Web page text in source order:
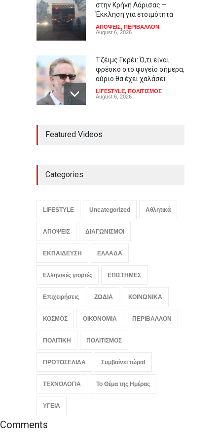
στην Κρήνη Λάρισας –
Έκκληση για ετοιμότητα
ΑΠΟΨΕΙΣ, ΠΕΡΙΒΑΛΛΟΝ
August 6, 2026
Τζέιμς Γκρέι: Ό,τι είναι
φρέσκο στο ψυγείο σήμερα,
αύριο θα έχει χαλάσει
LIFESTYLE, ΠΟΛΙΤΙΣΜΟΣ
August 6, 2026
Χιροσίμας στοίχειωσε το
μουσικός νανουρίζει αγέλη
Rain
August 6, 2026
Featured Videos
Categories
LIFESTYLE Uncategorized Αθλητικά
ΑΠΟΨΕΙΣ ΔΙΑΓΩΝΙΣΜΟΙ
ΕΚΠΑΙΔΕΥΣΗ ΕΛΛΑΔΑ
Ελληνικές γιορτές ΕΠΙΣΤΗΜΕΣ
Επιχειρήσεις ΖΩΔΙΑ ΚΟΙΝΩΝΙΚΑ
ΚΟΣΜΟΣ ΟΙΚΟΝΟΜΙΑ ΠΕΡΙΒΑΛΛΟΝ
ΠΟΛΙΤΙΚΗ ΠΟΛΙΤΙΣΜΟΣ
ΠΡΩΤΟΣΕΛΙΔΑ Συμβαίνει τώρα!
ΤΕΧΝΟΛΟΓΙΑ Το Θέμα της Ημέρας
ΥΓΕΙΑ
Comments